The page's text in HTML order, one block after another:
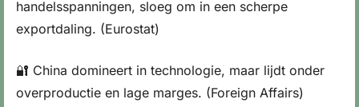
handelsspanningen, sloeg om in een scherpe
exportdaling. (Eurostat)
🔐 China domineert in technologie, maar lijdt onder
overproductie en lage marges. (Foreign Affairs)